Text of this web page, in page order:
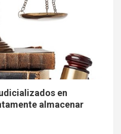
en
almacenar